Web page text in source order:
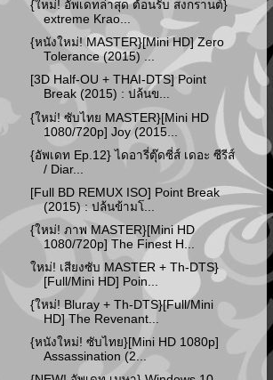
{ใหม่! อัพเดทล่าสุด ต้อนรับ สงกรานต์}
extreme Krao...
{หนังใหม่! MASTER}[Mini HD] Zero
Tolerance (2015) ...
[3D Half-OU + THAI-DTS] Point
Break (2015) : ปล้นข...
{ใหม่! ซับไทย MASTER}[Mini HD
1080/720p] Joy (2015...
{อัพเดท Ep.12} ไดอารี่ตุ๊ดซี่ส์ เดอะ ซีรีส์
/ Diar...
[Full BD REMUX ISO] Point Break
(2015) : ปล้นข้ามโ...
{ใหม่! ภาพ MASTER}[Mini HD
1080/720p] The Finest H...
ใหม่! เสียงซับ MASTER + Th-DTS}
[Full/Mini HD] Poin...
{ใหม่! Bluray + Th-DTS}[Full/Mini
HD] The Revenant...
{หนังใหม่! ซับไทย}[Mini HD 1080p]
Assassination (2...